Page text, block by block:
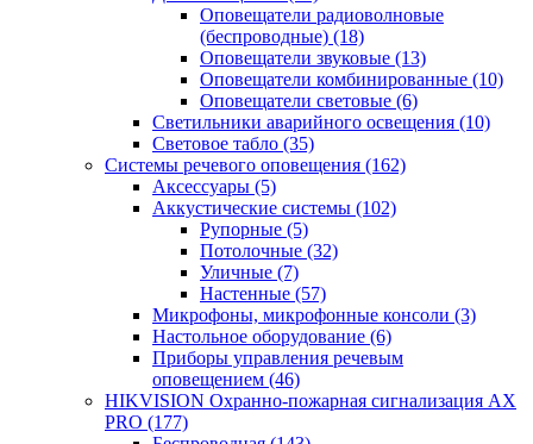
Оповещатели радиоволновые
(беспроводные) (18)
Оповещатели звуковые (13)
Оповещатели комбинированные (10)
Оповещатели световые (6)
Светильники аварийного освещения (10)
Световое табло (35)
Системы речевого оповещения (162)
Аксессуары (5)
Аккустические системы (102)
Рупорные (5)
Потолочные (32)
Уличные (7)
Настенные (57)
Микрофоны, микрофонные консоли (3)
Настольное оборудование (6)
Приборы управления речевым
оповещением (46)
HIKVISION Охранно-пожарная сигнализация AX
PRO (177)